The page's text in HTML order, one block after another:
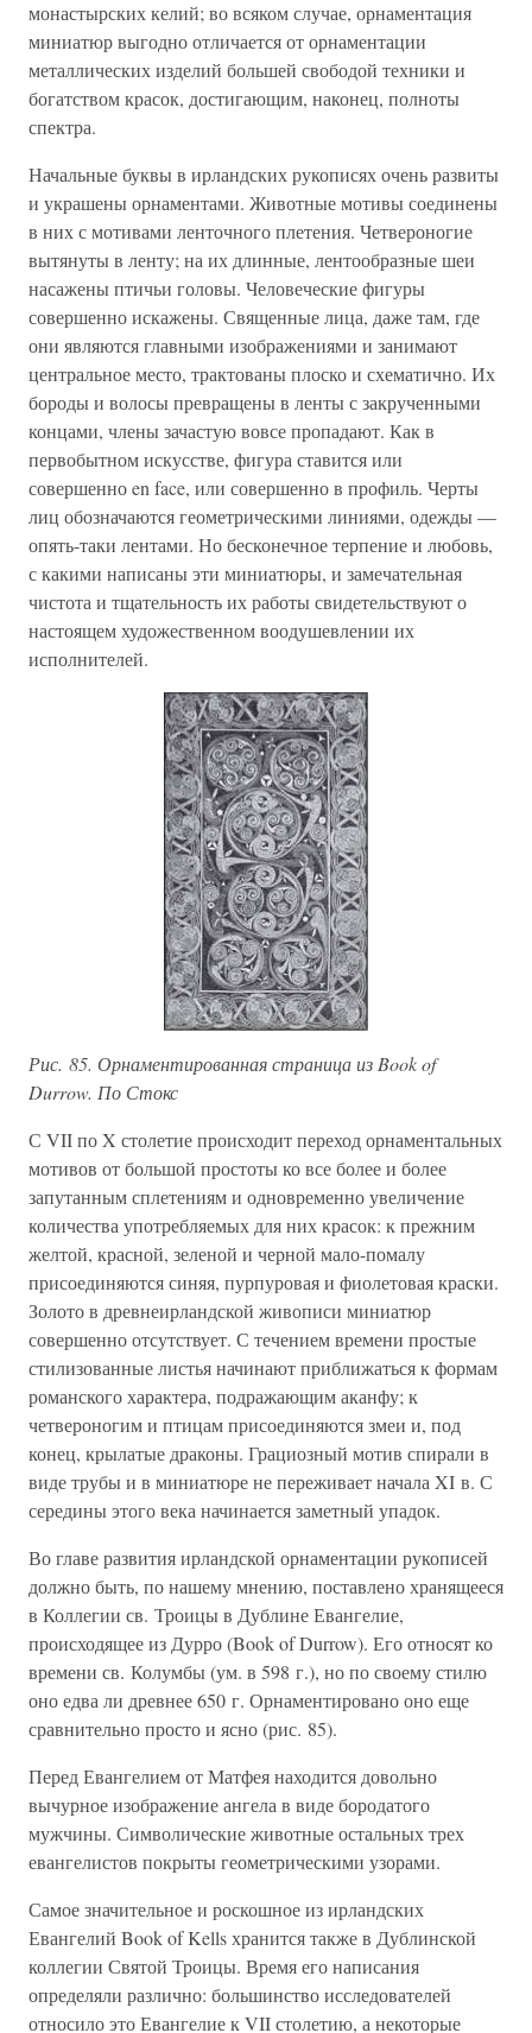
монастырских келий; во всяком случае, орнаментация
миниатюр выгодно отличается от орнаментации
металлических изделий большей свободой техники и
богатством красок, достигающим, наконец, полноты
спектра.
Начальные буквы в ирландских рукописях очень развиты
и украшены орнаментами. Животные мотивы соединены
в них с мотивами ленточного плетения. Четвероногие
вытянуты в ленту; на их длинные, лентообразные шеи
насажены птичьи головы. Человеческие фигуры
совершенно искажены. Священные лица, даже там, где
они являются главными изображениями и занимают
центральное место, трактованы плоско и схематично. Их
бороды и волосы превращены в ленты с закрученными
концами, члены зачастую вовсе пропадают. Как в
первобытном искусстве, фигура ставится или
совершенно en face, или совершенно в профиль. Черты
лиц обозначаются геометрическими линиями, одежды —
опять-таки лентами. Но бесконечное терпение и любовь,
с какими написаны эти миниатюры, и замечательная
чистота и тщательность их работы свидетельствуют о
настоящем художественном воодушевлении их
исполнителей.
Рис. 85. Орнаментированная страница из Book of
Durrow. По Стокс
С VII по X столетие происходит переход орнаментальных
мотивов от большой простоты ко все более и более
запутанным сплетениям и одновременно увеличение
количества употребляемых для них красок: к прежним
желтой, красной, зеленой и черной мало-помалу
присоединяются синяя, пурпуровая и фиолетовая краски.
Золото в древнеирландской живописи миниатюр
совершенно отсутствует. С течением времени простые
стилизованные листья начинают приближаться к формам
романского характера, подражающим аканфу; к
четвероногим и птицам присоединяются змеи и, под
конец, крылатые драконы. Грациозный мотив спирали в
виде трубы и в миниатюре не переживает начала XI в. С
середины этого века начинается заметный упадок.
Во главе развития ирландской орнаментации рукописей
должно быть, по нашему мнению, поставлено хранящееся
в Коллегии св. Троицы в Дублине Евангелие,
происходящее из Дурро (Book of Durrow). Его относят ко
времени св. Колумбы (ум. в 598 г.), но по своему стилю
оно едва ли древнее 650 г. Орнаментировано оно еще
сравнительно просто и ясно (рис. 85).
Перед Евангелием от Матфея находится довольно
вычурное изображение ангела в виде бородатого
мужчины. Символические животные остальных трех
евангелистов покрыты геометрическими узорами.
Самое значительное и роскошное из ирландских
Евангелий Book of Kells хранится также в Дублинской
коллегии Святой Троицы. Время его написания
определяли различно: большинство исследователей
относило это Евангелие к VII столетию, а некоторые